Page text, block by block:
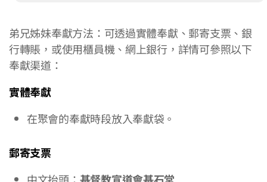
弟兄姊妹奉獻方法：可透過實體奉獻、郵寄支票、銀
行轉賬，或使用櫃員機、網上銀行，詳情可參照以下
奉獻渠道：
實體奉獻
在聚會的奉獻時段放入奉獻袋。
郵寄支票